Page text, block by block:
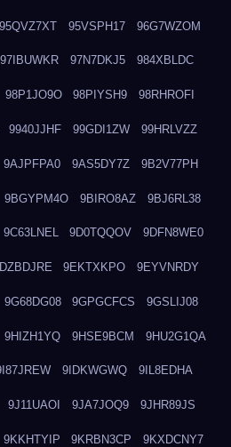
95QVZ7XT 95VSPH17 96G7WZOM
97IBUWKR 97N7DKJ5 984XBLDC
98P1JO9O 98PIYSH9 98RHROFI
9940JJHF 99GDI1ZW 99HRLVZZ
9AJPFPA0 9AS5DY7Z 9B2V77PH
9BGYPM4O 9BIRO8AZ 9BJ6RL38
9C63LNEL 9D0TQQOV 9DFN8WE0
9EKTXKPO 9EYVNRDY
9G68DG08 9GPGCFCS 9GSLIJ08
9HIZH1YQ 9HSE9BCM 9HU2G1QA
9IDKWGWQ 9IL8EDHA
9J11UAOI 9JA7JOQ9 9JHR89JS
9KKHTYIP 9KRBN3CP 9KXDCNY7